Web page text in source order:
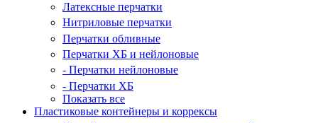
Латексные перчатки
Нитриловые перчатки
Перчатки обливные
Перчатки ХБ и нейлоновые
- Перчатки нейлоновые
- Перчатки ХБ
Показать все
Пластиковые контейнеры и коррексы